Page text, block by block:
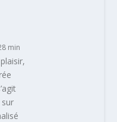
min